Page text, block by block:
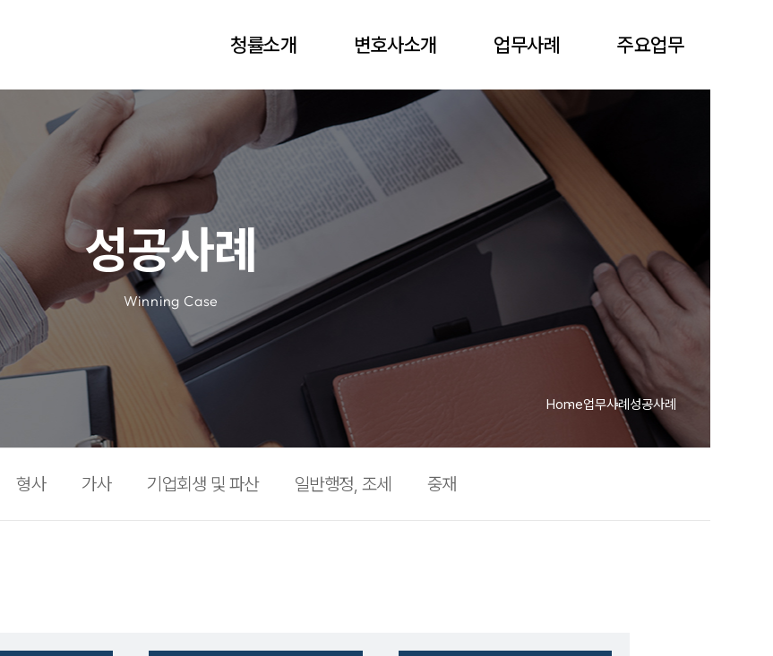
청률소개
인사말
연혁
변호사소개
구성원 변호사
소속 변호사
업무사례
오늘의 판결
성공사례
주요업무
일반행정
기업회생 및 파산
조세
중재
성공사례
Winning Case
Home업무사례 성공사례
형사 가사 기업회생 및 파산 일반행정, 조세 중재